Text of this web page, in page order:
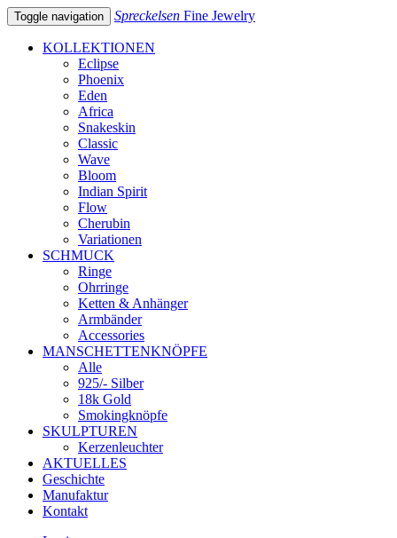
Toggle navigation Spreckelsen Fine Jewelry
KOLLEKTIONEN
Eclipse
Phoenix
Eden
Africa
Snakeskin
Classic
Wave
Bloom
Indian Spirit
Flow
Cherubin
Variationen
SCHMUCK
Ringe
Ohrringe
Ketten & Anhänger
Armbänder
Accessories
MANSCHETTENKNÖPFE
Alle
925/- Silber
18k Gold
Smokingknöpfe
SKULPTUREN
Kerzenleuchter
AKTUELLES
Geschichte
Manufaktur
Kontakt